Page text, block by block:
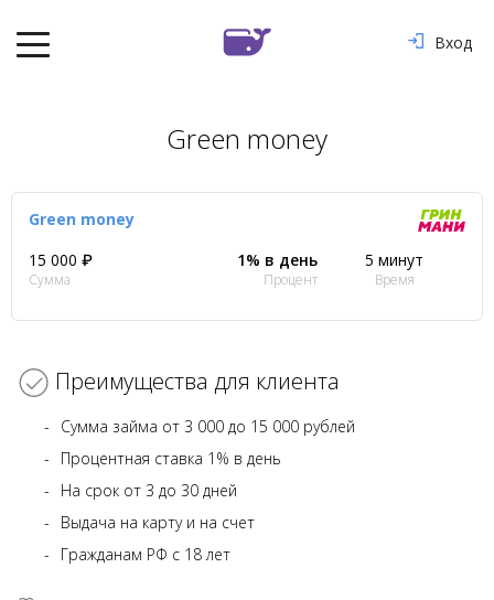
Вход
Green money
Green money
15 000 ₽
Сумма
1% в день
Процент
5 минут
Время
Преимущества для клиента
Сумма займа от 3 000 до 15 000 рублей
Процентная ставка 1% в день
На срок от 3 до 30 дней
Выдача на карту и на счет
Гражданам РФ с 18 лет